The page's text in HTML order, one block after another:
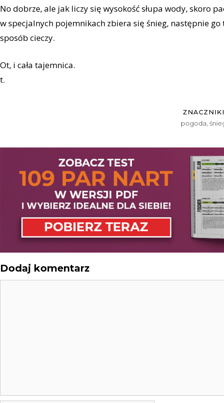
No dobrze, ale jak liczy się wysokość słupa wody, skoro
w specjalnych pojemnikach zbiera się śnieg, następnie
sposób cieczy.
Ot, i cała tajemnica.
t.
ZNACZNIKI
pogoda
Dodaj komentarz